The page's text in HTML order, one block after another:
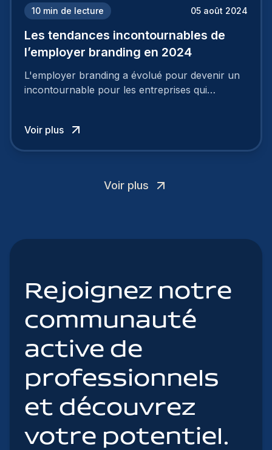
10 min de lecture 05 août 2024
Les tendances incontournables de
l’employer branding en 2024
L'employer branding a évolué pour devenir un
incontournable pour les entreprises qui
Voir plus
Voir plus
Rejoignez notre
communauté
active de
professionnels
et découvrez
votre potentiel.